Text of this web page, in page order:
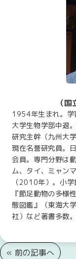
（
1954年生まれ。学
大学生物学部中退
研究主幹（九州大
現在名誉研究員。
会員。専門分野は
ム、タイ、ミャン
（2010年）。小
『節足動物の多様
態図鑑』（東海大
社）など著書多数。
« 前の記事へ